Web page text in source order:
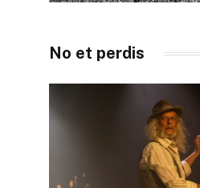
No et perdis